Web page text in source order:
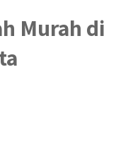
Murah di